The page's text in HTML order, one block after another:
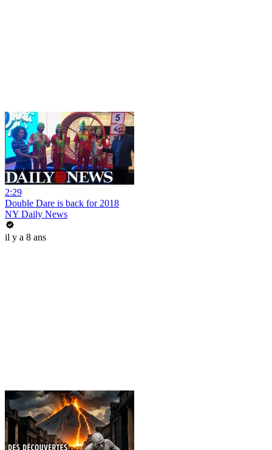
2:29
Double Dare is back for 2018
NY Daily News
il y a 8 ans